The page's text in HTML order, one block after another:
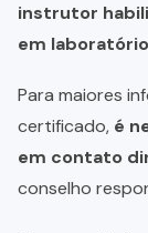
instrutor
em
Para maiores
certificado, é
em contato
conselho